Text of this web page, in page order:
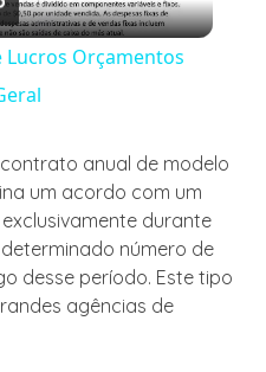
Video
Orçamentos
anual de modelo
um acordo com um
durante
número de
desse período. Este tipo
agências de